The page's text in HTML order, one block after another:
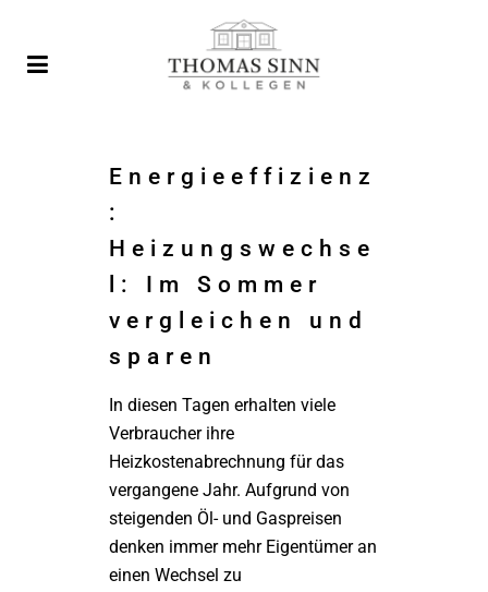
Energieeffizienz
:
Heizungswechse
l: Im Sommer
vergleichen und
sparen
In diesen Tagen erhalten viele
Verbraucher ihre
Heizkostenabrechnung für das
vergangene Jahr. Aufgrund von
steigenden Öl- und Gaspreisen
denken immer mehr Eigentümer an
einen Wechsel zu